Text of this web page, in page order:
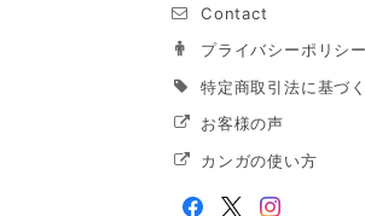
Contact
プライバシーポリシー
特定商取引法に基づ
お客様の声
カンガの使い方